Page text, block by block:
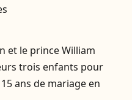
et le prince William
trois enfants pour
ans de mariage en